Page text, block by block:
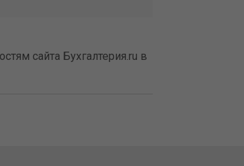
сайта Бухгалтерия.ru в